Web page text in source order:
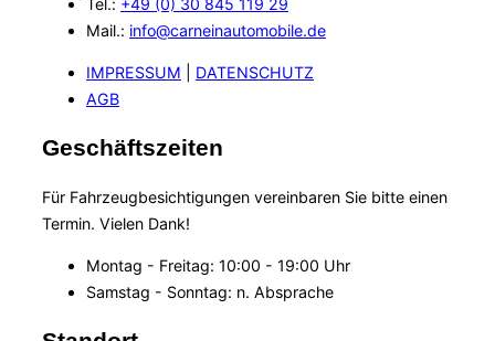
Tel.: +49 (0) 30 845 119 29
Mail.: info@carneinautomobile.de
IMPRESSUM
DATENSCHUTZ
AGB
Geschäftszeiten
Für Fahrzeugbesichtigungen vereinbaren Sie bitte einen
Termin. Vielen Dank!
Montag - Freitag: 10:00 - 19:00 Uhr
Samstag - Sonntag: n. Absprache